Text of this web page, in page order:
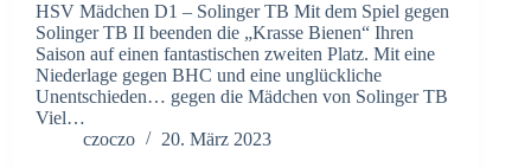
HSV Mädchen D1 – Solinger TB Mit dem Spiel gegen
Solinger TB II beenden die „Krasse Bienen“ Ihren
Saison auf einen fantastischen zweiten Platz. Mit eine
Niederlage gegen BHC und eine unglückliche
Unentschieden… gegen die Mädchen von Solinger TB
Viel…
czoczo
20. März 2023